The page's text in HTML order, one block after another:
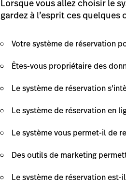
Lorsque vous allez choisir le
gardez à l’esprit ces quelques
Votre système de réservation
Êtes-vous propriétaire des
Le système de réservation
Le système de réservation en
Le système vous permet-il de
Des outils de marketing
Le système de réservation